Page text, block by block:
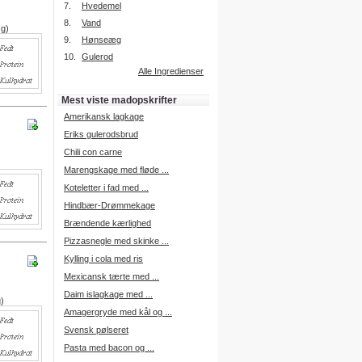
Intelligent søgning
Få foreslået opskrifter.
Prøv vores nye "Foreslå
Læs mere her.
Vi har nu oprettet et mad forum,
hvor i kan dele jeres erfaringer.
Log på med dine oplysninger fra
Madopskrifter.nu.
Gå til forum
Indkøbsliste på SMS
på SMS.
For at benytte SMS funktionen,
7.
Hvedemel
8.
Vand
9.
Hønseæg
10.
Gulerod
Alle Ingredienser
Mest viste madopskrifter
Amerikansk lagkage
Eriks gulerodsbrud
Chili con carne
Marengskage med fløde ...
Koteletter i fad med ...
Hindbær-Drømmekage
Brændende kærlighed
Pizzasnegle med skinke ...
Kylling i cola med ris
Mexicansk tærte med ...
Daim islagkage med ...
Amagergryde med kål og ...
Svensk pølseret
Pasta med bacon og ...